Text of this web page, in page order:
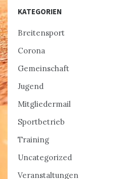
KATEGORIEN
Breitensport
Corona
Gemeinschaft
Jugend
Mitgliedermail
Sportbetrieb
Training
Uncategorized
Veranstaltungen